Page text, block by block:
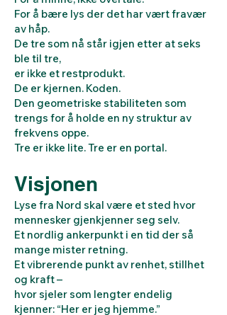
For å bære lys der det har vært fravær
av håp.
De tre som nå står igjen etter at seks
ble til tre,
er ikke et restprodukt.
De er kjernen. Koden.
Den geometriske stabiliteten som
trengs for å holde en ny struktur av
frekvens oppe.
Tre er ikke lite. Tre er en portal.
Visjonen
Lyse fra Nord skal være et sted hvor
mennesker gjenkjenner seg selv.
Et nordlig ankerpunkt i en tid der så
mange mister retning.
Et vibrerende punkt av renhet, stillhet
og kraft –
hvor sjeler som lengter endelig
kjenner: “Her er jeg hjemme.”